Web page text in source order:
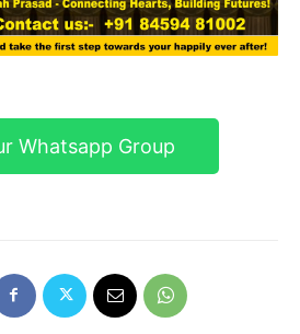
Whatsapp Group